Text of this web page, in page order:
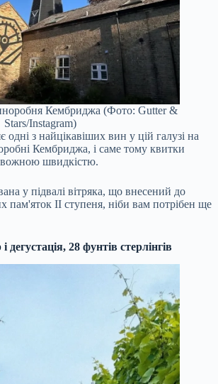
Кембриджа (Фото: Gutter &
Stars/Instagram)
одні з найцікавіших вин у цій галузі на
Кембриджа, і саме тому квитки
швидкістю.
у підвалі вітряка, що внесений до
пам'яток II ступеня, ніби вам потрібен ще
дегустація, 28 фунтів стерлінгів